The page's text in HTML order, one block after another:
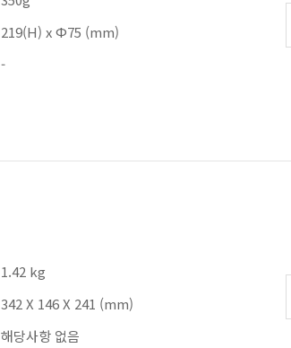
219(H) x Φ75 (mm)
-
1.42 kg
342 X 146 X 241 (mm)
해당사항 없음